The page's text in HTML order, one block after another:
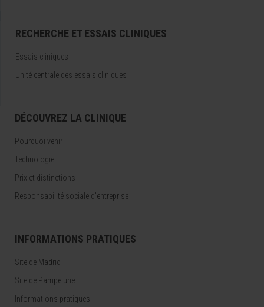
RECHERCHE ET ESSAIS CLINIQUES
Essais cliniques
Unité centrale des essais cliniques
DÉCOUVREZ LA CLINIQUE
Pourquoi venir
Technologie
Prix et distinctions
Responsabilité sociale d'entreprise
INFORMATIONS PRATIQUES
Site de Madrid
Site de Pampelune
Informations pratiques